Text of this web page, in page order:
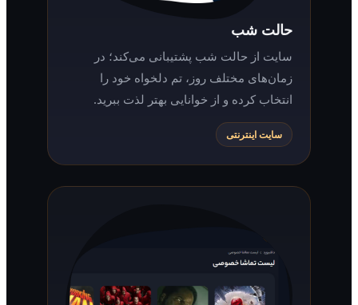
حالت شب
سایت از حالت شب پشتیبانی می‌کند؛ در
زمان‌های مختلف روز، تم دلخواه خود را
انتخاب کرده و از خوانایی بهتر لذت ببرید.
سایت اینترنتی